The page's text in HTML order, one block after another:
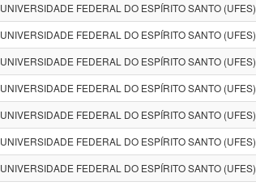
UNIVERSIDADE FEDERAL DO ESPÍRITO SANTO (UFES)
UNIVERSIDADE FEDERAL DO ESPÍRITO SANTO (UFES)
UNIVERSIDADE FEDERAL DO ESPÍRITO SANTO (UFES)
UNIVERSIDADE FEDERAL DO ESPÍRITO SANTO (UFES)
UNIVERSIDADE FEDERAL DO ESPÍRITO SANTO (UFES)
UNIVERSIDADE FEDERAL DO ESPÍRITO SANTO (UFES)
UNIVERSIDADE FEDERAL DO ESPÍRITO SANTO (UFES)